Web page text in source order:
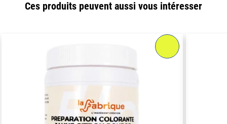
Ces produits peuvent aussi vous intéresser